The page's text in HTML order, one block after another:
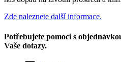
Zde naleznete další informace.
Potřebujete pomoci s
Vaše dotazy.